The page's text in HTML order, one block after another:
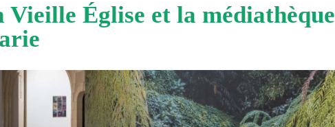
Vieille Église et la médiathèque